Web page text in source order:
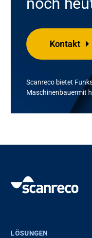
Scanreco bietet
Maschinenbauermit
Kontakt
LÖSUNGEN